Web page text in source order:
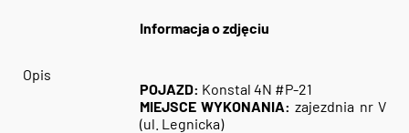
Informacja o zdjęciu
Opis
POJAZD: Konstal 4N #P-21
MIEJSCE WYKONANIA: zajezdnia nr V
(ul. Legnicka)